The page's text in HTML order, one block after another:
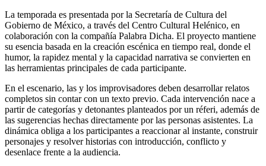
La temporada es presentada por la Secretaría de Cultura del
Gobierno de México, a través del Centro Cultural Helénico, en
colaboración con la compañía Palabra Dicha. El proyecto mantiene
su esencia basada en la creación escénica en tiempo real, donde el
humor, la rapidez mental y la capacidad narrativa se convierten en
las herramientas principales de cada participante.
En el escenario, las y los improvisadores deben desarrollar relatos
completos sin contar con un texto previo. Cada intervención nace a
partir de categorías y detonantes planteados por un réferi, además de
las sugerencias hechas directamente por las personas asistentes. La
dinámica obliga a los participantes a reaccionar al instante, construir
personajes y resolver historias con introducción, conflicto y
desenlace frente a la audiencia.